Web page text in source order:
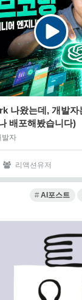
나왔는데, 개발자
배포해봤습니다)
발자
리액션유저
AI포스트